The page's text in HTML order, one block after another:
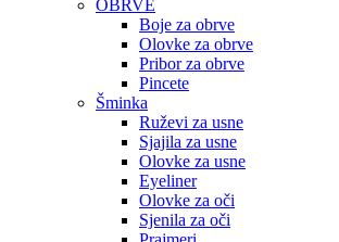
OBRVE
Boje za obrve
Olovke za obrve
Pribor za obrve
Pincete
Šminka
Ruževi za usne
Sjajila za usne
Olovke za usne
Eyeliner
Olovke za oči
Sjenila za oči